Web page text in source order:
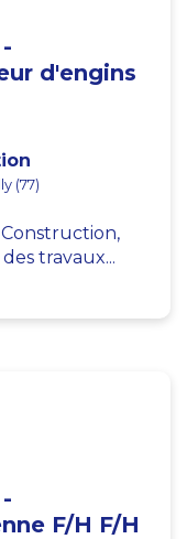
d'engins
(77)
travaux...
F/H F/H